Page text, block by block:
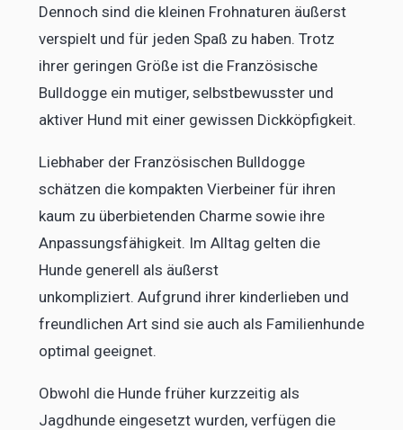
Dennoch sind die kleinen Frohnaturen äußerst
verspielt und für jeden Spaß zu haben. Trotz
ihrer geringen Größe ist die Französische
Bulldogge ein mutiger, selbstbewusster und
aktiver Hund mit einer gewissen Dickköpfigkeit.
Liebhaber der Französischen Bulldogge
schätzen die kompakten Vierbeiner für ihren
kaum zu überbietenden Charme sowie ihre
Anpassungsfähigkeit. Im Alltag gelten die
Hunde generell als äußerst
unkompliziert. Aufgrund ihrer kinderlieben und
freundlichen Art sind sie auch als Familienhunde
optimal geeignet.
Obwohl die Hunde früher kurzzeitig als
Jagdhunde eingesetzt wurden, verfügen die